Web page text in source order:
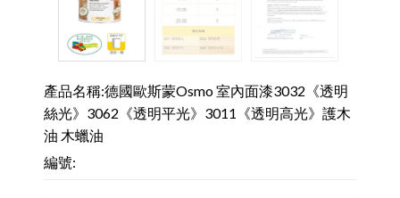
產品名稱:德國歐斯蒙Osmo 室內面漆3032《透明
絲光》3062《透明平光》3011《透明高光》護木
油 木蠟油
編號: